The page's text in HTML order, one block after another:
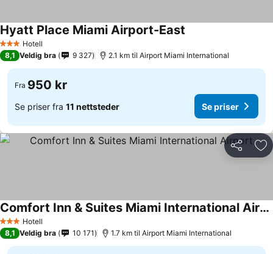
3 StjernerHotell
Hyatt Place Miami Airport-East
8,1 Veldig bra 9 327 2.1 km til Airport Miami International
Fra 950 kr
Se priser fra 11 nettsteder Se priser
Del
3 StjernerHotell
Comfort Inn & Suites Miami International Airport
8,1 Veldig bra 10 171 1.7 km til Airport Miami International